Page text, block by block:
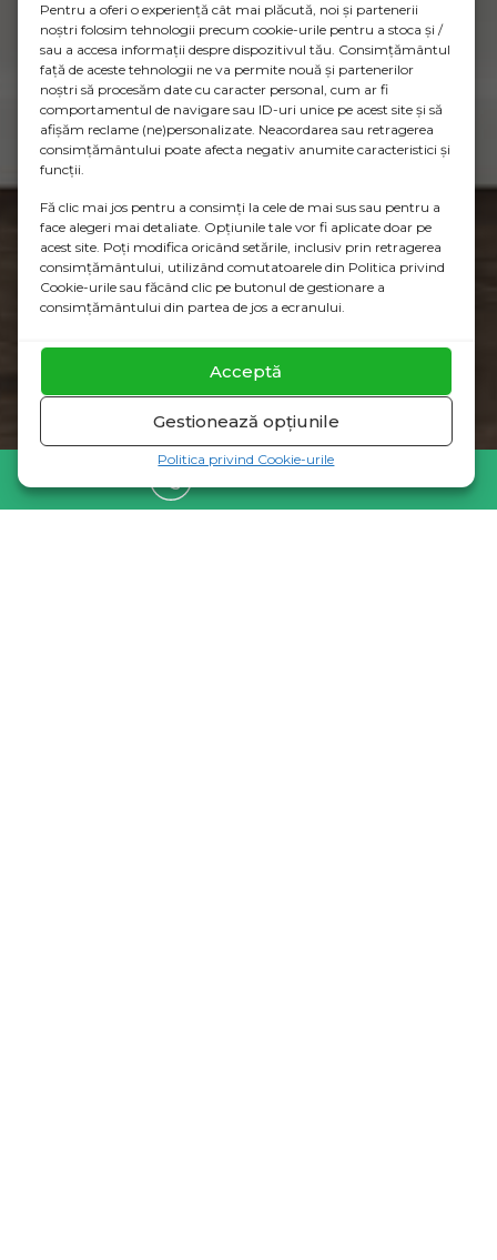
Pentru a oferi o experiență cât mai plăcută, noi și partenerii
noștri folosim tehnologii precum cookie-urile pentru a stoca și /
sau a accesa informații despre dispozitivul tău. Consimțământul
față de aceste tehnologii ne va permite nouă și partenerilor
noștri să procesăm date cu caracter personal, cum ar fi
comportamentul de navigare sau ID-uri unice pe acest site și să
afișăm reclame (ne)personalizate. Neacordarea sau retragerea
consimțământului poate afecta negativ anumite caracteristici și
funcții.
Fă clic mai jos pentru a consimți la cele de mai sus sau pentru a
face alegeri mai detaliate. Opțiunile tale vor fi aplicate doar pe
acest site. Poți modifica oricând setările, inclusiv prin retragerea
consimțământului, utilizând comutatoarele din Politica privind
Cookie-urile sau făcând clic pe butonul de gestionare a
consimțământului din partea de jos a ecranului.
Acceptă
Gestionează opțiunile
Politica privind Cookie-urile
TIP A13